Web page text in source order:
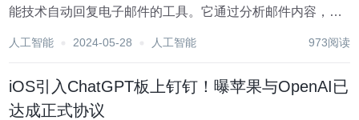
能技术自动回复电子邮件的工具。它通过分析邮件内容，理
提高工作效率。 AI邮件回复工具的核心功能 1：智能邮件分
人工智能 2024-05-28 人工智能 973阅读
iOS引入ChatGPT板上钉钉！曝苹果与OpenAI已
达成正式协议